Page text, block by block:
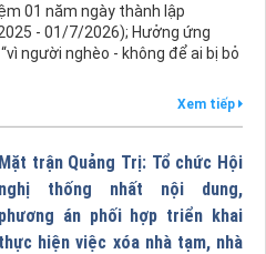
01 năm ngày thành lập
- 01/7/2026); Hưởng ứng
người nghèo - không để ai bị bỏ
Xem tiếp
Mặt trận Quảng Trị: Tổ chức Hội
nghị thống nhất nội dung,
phương án phối hợp triển khai
thực hiện việc xóa nhà tạm, nhà